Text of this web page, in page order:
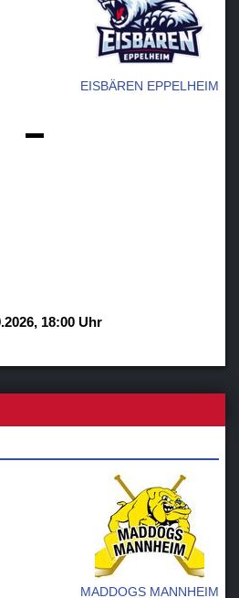
EISBÄREN EPPELHEIM
-
18:00 Uhr
MADDOGS MANNHEIM